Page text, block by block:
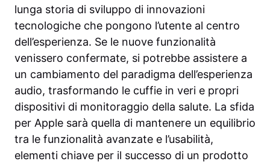
lunga storia di sviluppo di innovazioni
tecnologiche che pongono l’utente al centro
dell’esperienza. Se le nuove funzionalità
venissero confermate, si potrebbe assistere a
un cambiamento del paradigma dell’esperienza
audio, trasformando le cuffie in veri e propri
dispositivi di monitoraggio della salute. La sfida
per Apple sarà quella di mantenere un equilibrio
tra le funzionalità avanzate e l’usabilità,
elementi chiave per il successo di un prodotto